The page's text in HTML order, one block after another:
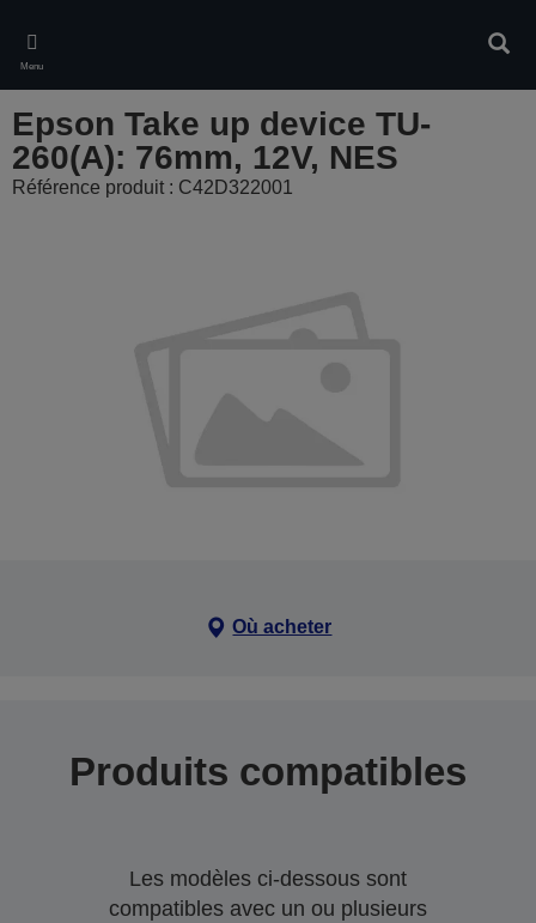
main
content
Menu
Epson Take up device TU-
260(A): 76mm, 12V, NES
Référence produit : C42D322001
Où acheter
Produits compatibles
Les modèles ci-dessous sont
compatibles avec un ou plusieurs